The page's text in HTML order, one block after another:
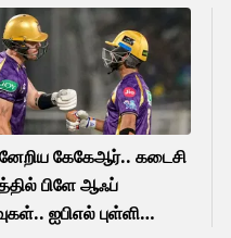
கேகேஆர்.. கடைசி
பிளே ஆஃப்
ஐபிஎல் புள்ளி